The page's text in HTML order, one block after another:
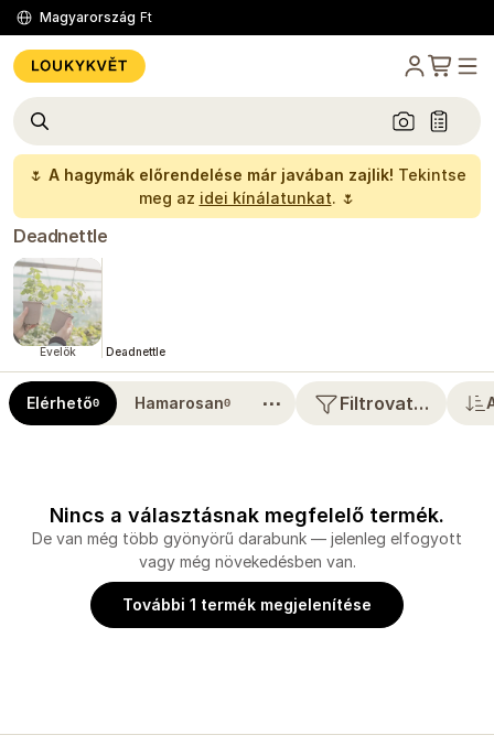
Magyarország Ft
🌷 A hagymák előrendelése már javában zajlik! Tekintse
meg az idei kínálatunkat. 🌷
Deadnettle
Évelők Deadnettle
Elérhető0 Hamarosan0 ⋯ Filtrovat…
Nincs a választásnak megfelelő termék.
De van még több gyönyörű darabunk — jelenleg elfogyott
vagy még növekedésben van.
További 1 termék megjelenítése